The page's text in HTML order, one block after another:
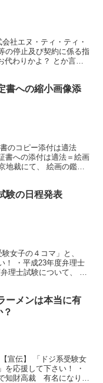
社エヌ・ティ・ティ・
の停止及び契約に係る指
わりかよ？ とか言わ
書への縮小画像添
のコピー添付は適法
書への添付は適法＝絵画
地裁にて、 絵画の鑑定
験の日程発表
女子の４コマ」と、
！ ・平成23年度弁理士
理士試験について、 以
ーメンは本当に有
宣伝】 「ドジ系受験女
を応援して下さい！ ・
知財高裁 有名になりす